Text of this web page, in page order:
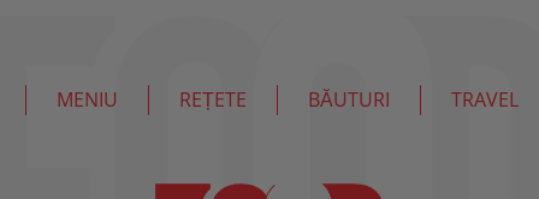
MENIU REȚETE BĂUTURI TRAVEL